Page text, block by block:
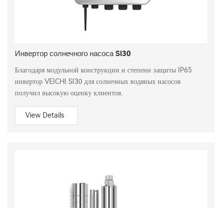
Инвертор солнечного насоса SI30
Благодаря модульной конструкции и степени защиты IP65
инвертор VEICHI SI30 для солнечных водяных насосов
получил высокую оценку клиентов.
View Details